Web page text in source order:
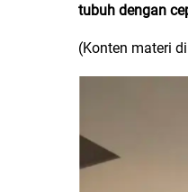
tubuh dengan
(Konten materi